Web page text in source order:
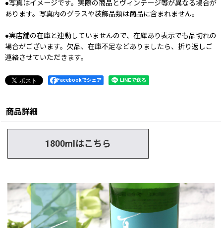
●写真はイメージです。実際の商品とヴィンテージ等が異なる場合が
あります。写真内のグラスや装飾品類は商品に含まれません。
●実店舗の在庫と連動していませんので、在庫あり表示でも品切れの
場合がございます。欠品、在庫不足などありましたら、折り返しご
連絡させていただきます。
Facebookでシェア
商品詳細
1800mlはこちら